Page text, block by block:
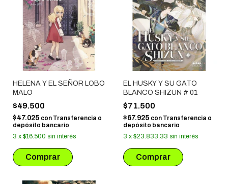
HELENA Y EL SEÑOR LOBO
MALO
$49.500
$47.025 con Transferencia o
depósito bancario
3 x $16.500 sin interés
EL HUSKY Y SU GATO
BLANCO SHIZUN # 01
$71.500
$67.925 con Transferencia o
depósito bancario
3 x $23.833,33 sin interés